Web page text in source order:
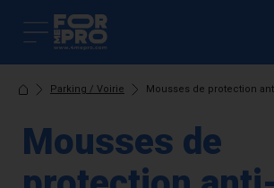
Parking / Voirie Mousses de protection
Mousses de